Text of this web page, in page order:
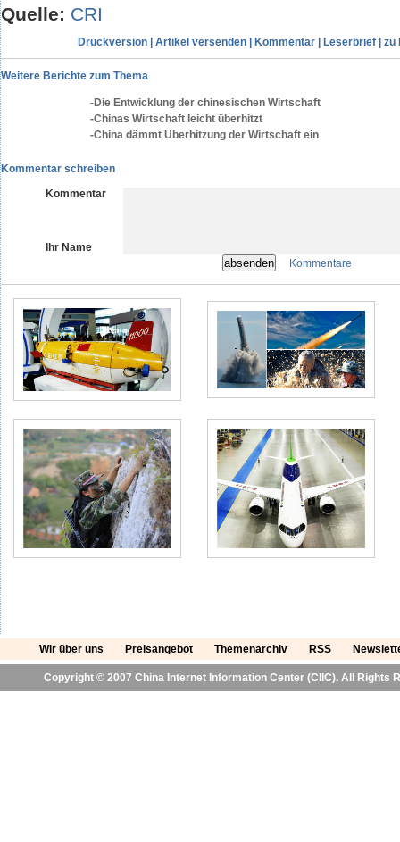
Quelle: CRI
Druckversion Artikel versenden Kommentar Leserbrief zu
Weitere Berichte zum Thema
-Die Entwicklung der chinesischen Wirtschaft
-Chinas Wirtschaft leicht überhitzt
-China dämmt Überhitzung der Wirtschaft ein
Kommentar schreiben
Kommentar
Ihr Name
Kommentare